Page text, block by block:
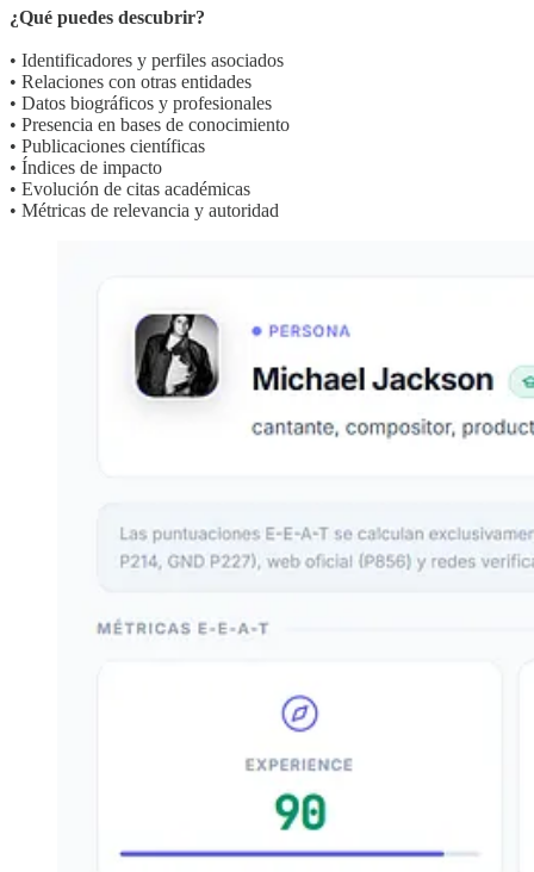
¿Qué puedes descubrir?
• Identificadores y perfiles asociados
• Relaciones con otras entidades
• Datos biográficos y profesionales
• Presencia en bases de conocimiento
• Publicaciones científicas
• Índices de impacto
• Evolución de citas académicas
• Métricas de relevancia y autoridad